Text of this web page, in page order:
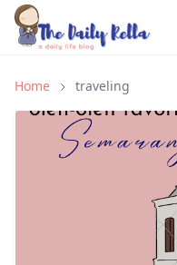
Home traveling